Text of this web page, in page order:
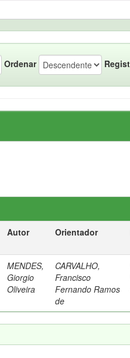
Ordenar
Autor Orientador
MENDES,
Giorgio
Oliveira
CARVALHO,
Francisco
Fernando Ramos
de